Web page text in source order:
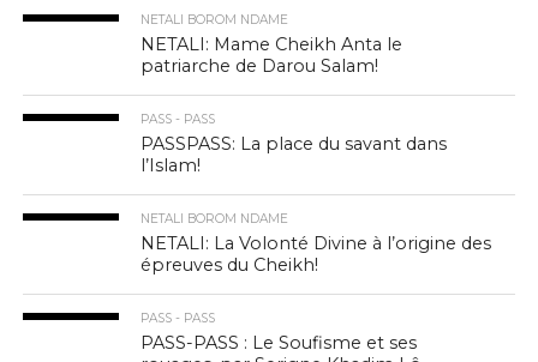
NETALI BOROM NDAME
NETALI: Mame Cheikh Anta le
patriarche de Darou Salam!
PASS - PASS
PASSPASS: La place du savant dans
l’Islam!
NETALI BOROM NDAME
NETALI: La Volonté Divine à l’origine des
épreuves du Cheikh!
PASS - PASS
PASS-PASS : Le Soufisme et ses